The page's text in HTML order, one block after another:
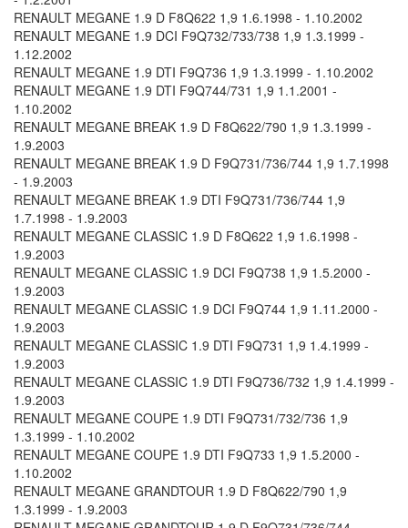
RENAULT MEGANE 1.9 D F8Q622 1,9 1.6.1998 - 1.10.2002
RENAULT MEGANE 1.9 DCI F9Q732/733/738 1,9 1.3.1999 -
1.12.2002
RENAULT MEGANE 1.9 DTI F9Q736 1,9 1.3.1999 - 1.10.2002
RENAULT MEGANE 1.9 DTI F9Q744/731 1,9 1.1.2001 -
1.10.2002
RENAULT MEGANE BREAK 1.9 D F8Q622/790 1,9 1.3.1999 -
1.9.2003
RENAULT MEGANE BREAK 1.9 D F9Q731/736/744 1,9 1.7.1998
- 1.9.2003
RENAULT MEGANE BREAK 1.9 DTI F9Q731/736/744 1,9
1.7.1998 - 1.9.2003
RENAULT MEGANE CLASSIC 1.9 D F8Q622 1,9 1.6.1998 -
1.9.2003
RENAULT MEGANE CLASSIC 1.9 DCI F9Q738 1,9 1.5.2000 -
1.9.2003
RENAULT MEGANE CLASSIC 1.9 DCI F9Q744 1,9 1.11.2000 -
1.9.2003
RENAULT MEGANE CLASSIC 1.9 DTI F9Q731 1,9 1.4.1999 -
1.9.2003
RENAULT MEGANE CLASSIC 1.9 DTI F9Q736/732 1,9 1.4.1999 -
1.9.2003
RENAULT MEGANE COUPE 1.9 DTI F9Q731/732/736 1,9
1.3.1999 - 1.10.2002
RENAULT MEGANE COUPE 1.9 DTI F9Q733 1,9 1.5.2000 -
1.10.2002
RENAULT MEGANE GRANDTOUR 1.9 D F8Q622/790 1,9
1.3.1999 - 1.9.2003